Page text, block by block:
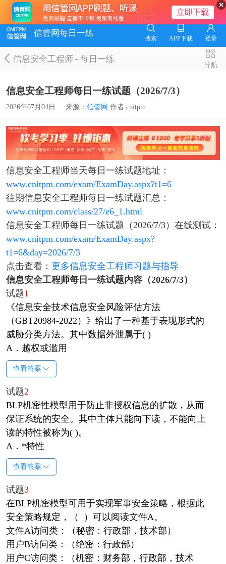
信管网每日一练
搜索 APP下载 登录
信息安全工程师-每日一练
导航
信息安全工程师每日一练试题（2026/7/3）
2026年07月04日 来源： 信管网 作者:cnitpm
信息安全工程师当天每日一练试题地址：
www.cnitpm.com/exam/ExamDay.aspx?t1=6
往期信息安全工程师每日一练试题汇总：
www.cnitpm.com/class/27/e6_1.html
信息安全工程师每日一练试题（2026/7/3）在线测试：
www.cnitpm.com/exam/ExamDay.aspx?
t1=6&day=2026/7/3
点击查看： 更多信息安全工程师习题与指导
信息安全工程师每日一练试题内容（2026/7/3）
试题1
《信息安全技术信息安全风险评估方法
（GBT20984-2022）》给出了一种基于表现形式的
威胁分类方法。其中数据外泄属于( )
A．越权或滥用
查看答案
试题2
BLP机密性模型用于防止非授权信息的扩散，从而
保证系统的安全。其中主体只能向下读，不能向上
读的特性被称为( )。
A．*特性
查看答案
试题3
在BLP机密模型可用于实现军事安全策略，根据此
安全策略规定，（ ）可以阅读文件A。
文件A访问类：（秘密：行政部，技术部）
用户B访问类：（绝密：行政部）
用户C访问类：（机密：财务部，行政部，技术